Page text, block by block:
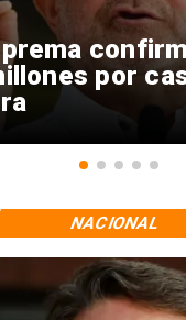
por
NACIONAL